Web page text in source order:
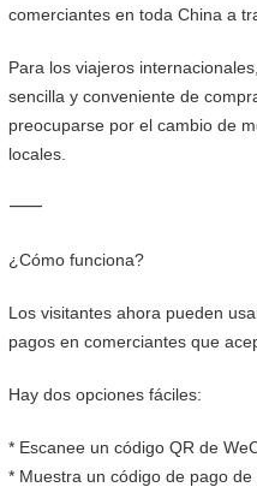
comerciantes en toda China a
Para los viajeros
sencilla y conveniente de
preocuparse por el cambio de
locales.
⸻
¿Cómo funciona?
Los visitantes ahora pueden
pagos en comerciantes que
Hay dos opciones fáciles:
* Escanee un código QR de
* Muestra un código de pago